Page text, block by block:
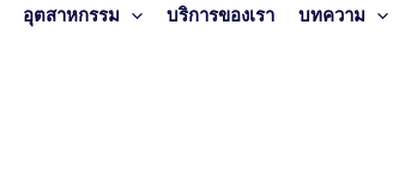
อุตสาหกรรม บริการของเรา บทความ